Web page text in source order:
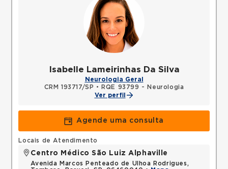
Isabelle Lameirinhas Da Silva
Neurologia Geral
CRM 193717/SP •
RQE 93799 - Neurologia
Ver perfil
Agende uma consulta
Locais de Atendimento
Centro Médico São Luiz Alphaville
Avenida Marcos Penteado de Ulhoa Rodrigues,